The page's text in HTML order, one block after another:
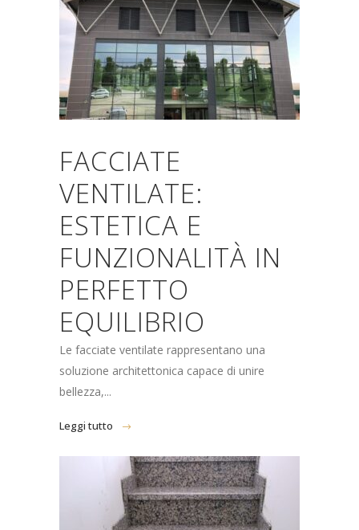
FACCIATE
VENTILATE:
ESTETICA E
FUNZIONALITÀ IN
PERFETTO
EQUILIBRIO
Le facciate ventilate rappresentano una
soluzione architettonica capace di unire
bellezza,...
Leggi tutto